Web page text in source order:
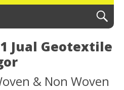
Jual Geotextile
& Non Woven